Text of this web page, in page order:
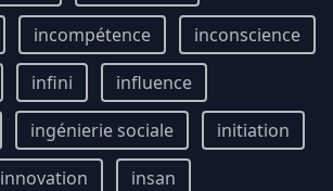
incompétence
inconscience
infini
influence
ingénierie sociale
initiation
innovation
insan